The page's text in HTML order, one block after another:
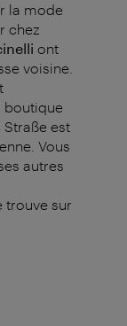
la mode
chez
ont
voisine.
boutique
Straße est
Vous
autres
trouve sur